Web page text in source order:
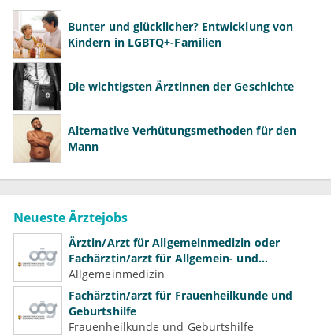
Bunter und glücklicher? Entwicklung von
Kindern in LGBTQ+-Familien
Die wichtigsten Ärztinnen der Geschichte
Alternative Verhütungsmethoden für den
Mann
Neueste Ärztejobs
Ärztin/Arzt für Allgemeinmedizin oder
Fachärztin/arzt für Allgemein- und
Familienmedizin für Psychiatrie und
Psychotherapeutische Medizin
Allgemeinmedizin
Fachärztin/arzt für Frauenheilkunde und
Geburtshilfe
Frauenheilkunde und Geburtshilfe